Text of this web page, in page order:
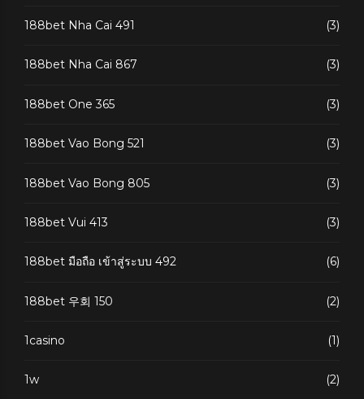
188bet Nha Cai 491 (3)
188bet Nha Cai 867 (3)
188bet One 365 (3)
188bet Vao Bong 521 (3)
188bet Vao Bong 805 (3)
188bet Vui 413 (3)
188bet มือถือ เข้าสู่ระบบ 492 (6)
188bet 우회 150 (2)
1casino (1)
1w (2)